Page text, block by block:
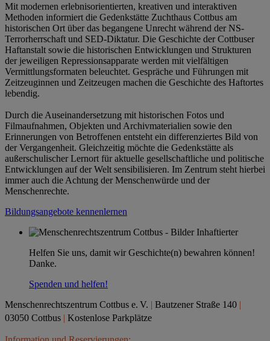
Mit modernen erlebnisorientierten, kreativen und interaktiven
Methoden informiert die Gedenkstätte Zuchthaus Cottbus am
historischen Ort über das begangene Unrecht während der NS-
Terrorherrschaft und SED-Diktatur. Die Geschichte der Cottbuser
Haftanstalt sowie die historischen Entwicklungen und Strukturen
der jeweiligen Repressionsapparate werden mit vielfältigen
Vermittlungsformaten beleuchtet. Gespräche und Führungen mit
Zeitzeuginnen und Zeitzeugen machen die Geschichte des Haftortes
lebendig.
Durch die Auseinandersetzung mit historischen Fotos und
Filmaufnahmen, Objekten und Archivmaterialien sowie den
Erinnerungen von Betroffenen entsteht ein differenziertes Bild von
der Vergangenheit. Gleichzeitig möchte die Gedenkstätte als
außerschulischer Lernort für aktuelle gesellschaftliche und politische
Entwicklungen auf der Welt sensibilisieren. Im Zentrum steht hierbei
immer auch die Achtung der Menschenwürde und der
Menschenrechte.
Bildungsangebote kennenlernen
Helfen Sie uns, damit wir Geschichte(n) bewahren können!
Danke.
Spenden und helfen!
Menschenrechtszentrum Cottbus e. V. | Bautzener Straße 140 |
03050 Cottbus | Kostenlose Parkplätze